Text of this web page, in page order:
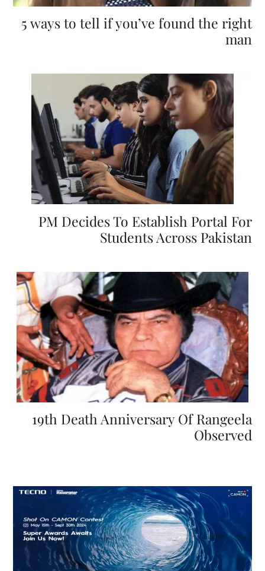
5 ways to tell if you’ve found the right
man
PM Decides To Establish Portal For
Students Across Pakistan
19th Death Anniversary Of Rangeela
Observed